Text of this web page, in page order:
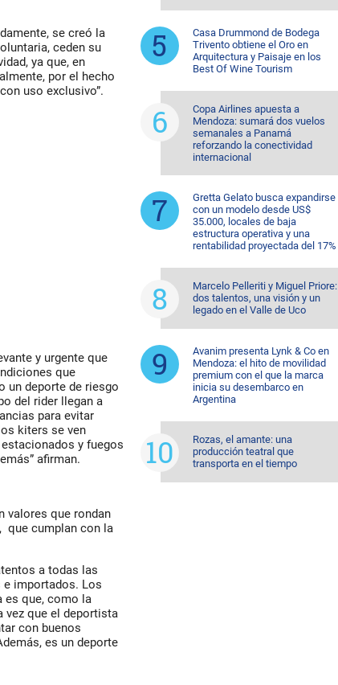
se creó la
ceden su
ya que, en
por el hecho
uso exclusivo”.
y urgente que
que
un deporte de riesgo
del rider llegan a
para evitar
kiters se ven
y fuegos
afirman.
valores que rondan
que cumplan con la
a todas las
e importados. Los
es que, como la
vez que el deportista
con buenos
es un deporte
Casa Drummond de Bodega
Trivento obtiene el Oro en
Arquitectura y Paisaje en los
Best Of Wine Tourism
Copa Airlines apuesta a
Mendoza: sumará dos vuelos
semanales a Panamá
reforzando la conectividad
internacional
Gretta Gelato busca expandirse
con un modelo desde US$
35.000, locales de baja
estructura operativa y una
rentabilidad proyectada del 17%
Marcelo Pelleriti y Miguel Priore:
dos talentos, una visión y un
legado en el Valle de Uco
Avanim presenta Lynk & Co en
Mendoza: el hito de movilidad
premium con el que la marca
inicia su desembarco en
Argentina
Rozas, el amante: una
producción teatral que
transporta en el tiempo